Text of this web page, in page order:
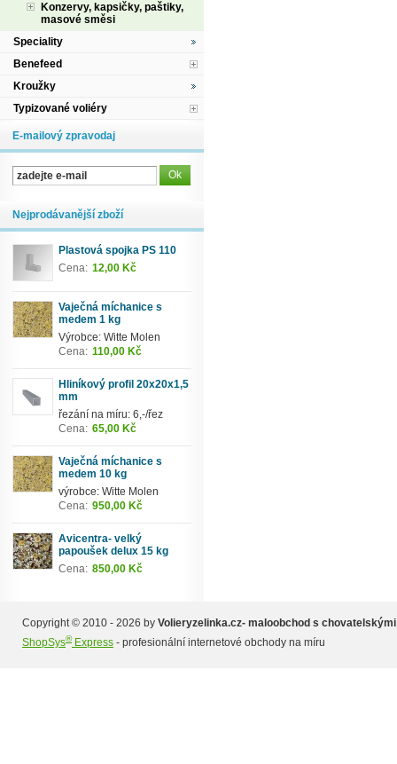
Konzervy, kapsičky, paštiky,
masové směsi
Speciality
Benefeed
Kroužky
Typizované voliéry
E-mailový zpravodaj
Nejprodávanější zboží
Plastová spojka PS 110
Cena: 12,00 Kč
Vaječná míchanice s
medem 1 kg
Výrobce: Witte Molen
Cena: 110,00 Kč
Hliníkový profil 20x20x1,5
mm
řezání na míru: 6,-/řez
Cena: 65,00 Kč
Vaječná míchanice s
medem 10 kg
výrobce: Witte Molen
Cena: 950,00 Kč
Avicentra- velký
papoušek delux 15 kg
Cena: 850,00 Kč
Copyright © 2010 - 2026 by Volieryzelinka.cz- maloobchod s
ShopSys®Express - profesionální internetové obchody na míru